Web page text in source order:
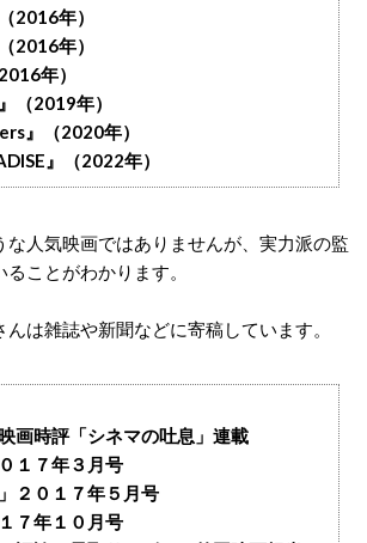
2016年）
2016年）
年）
（2019年）
』（2020年）
』（2022年）
な人気映画ではありませんが、実力派の監
ことがわかります。
んは雑誌や新聞などに寄稿しています。
画時評「シネマの吐息」連載
１７年３月号
２０１７年５月号
７年１０月号